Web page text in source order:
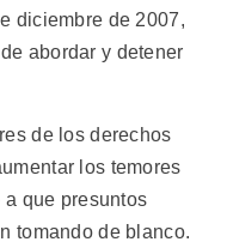
diciembre de 2007,
abordar y detener
de los derechos
los temores
que presuntos
tomando de blanco.